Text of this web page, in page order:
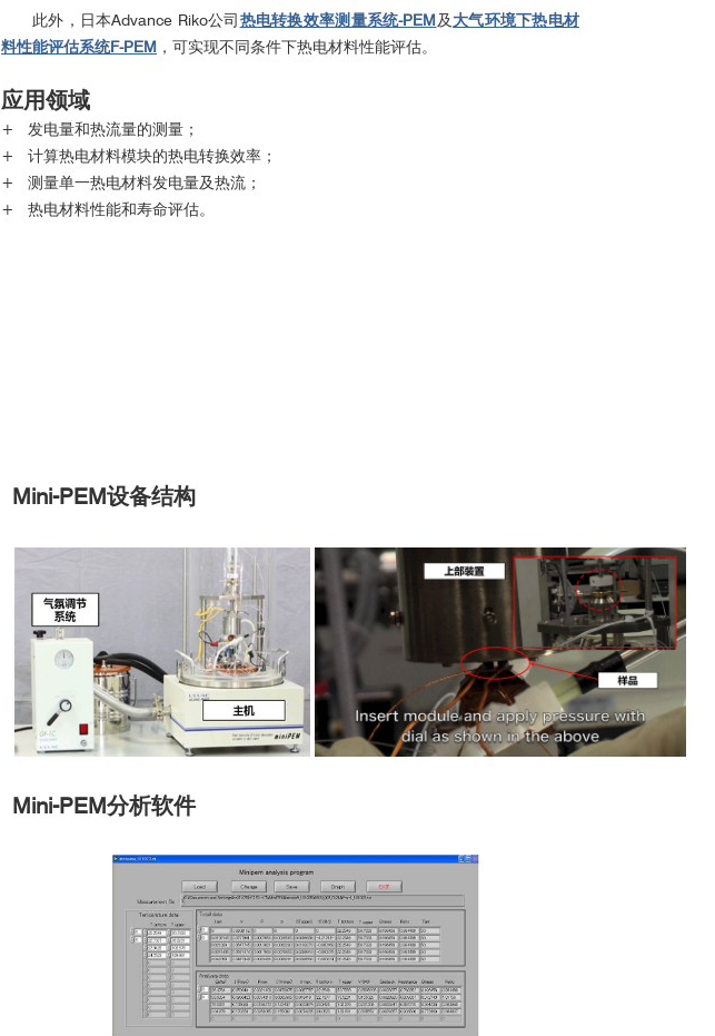
此外，日本Advance Riko公司 热电转换效率测量系统-PEM及大气环境下热电材
料性能评估系统F-PEM ，可实现不同条件下热电材料性能评估。
应用领域
+ 发电量和热流量的测量；
+ 计算热电材料模块的热电转换效率；
+ 测量单一热电材料发电量及热流；
+ 热电材料性能和寿命评估。
Mini-PEM设备结构
Mini-PEM分析软件